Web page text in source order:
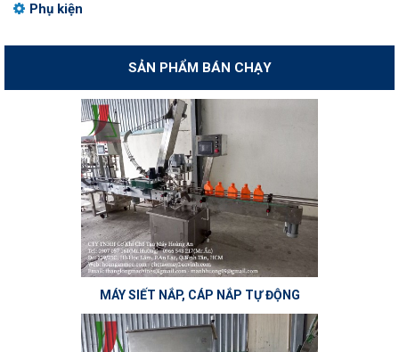
Phụ kiện
SẢN PHẨM BÁN CHẠY
MÁY SIẾT NẮP, CÁP NẮP TỰ ĐỘNG